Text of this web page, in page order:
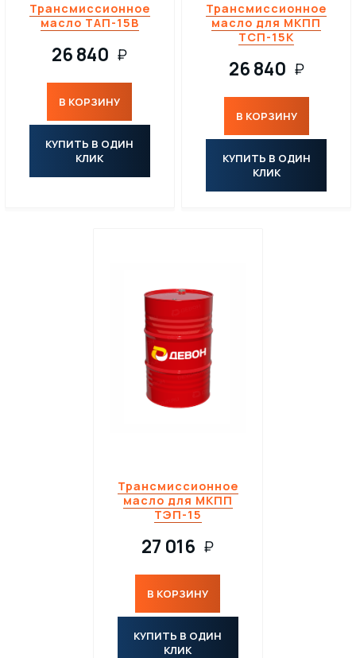
Трансмиссионное
масло ТАП-15В
26 840 ₽
В КОРЗИНУ
КУПИТЬ В ОДИН
КЛИК
Трансмиссионное
масло для МКПП
ТСП-15К
26 840 ₽
В КОРЗИНУ
КУПИТЬ В ОДИН
КЛИК
Трансмиссионное
масло для МКПП
ТЭП-15
27 016 ₽
В КОРЗИНУ
КУПИТЬ В ОДИН
КЛИК